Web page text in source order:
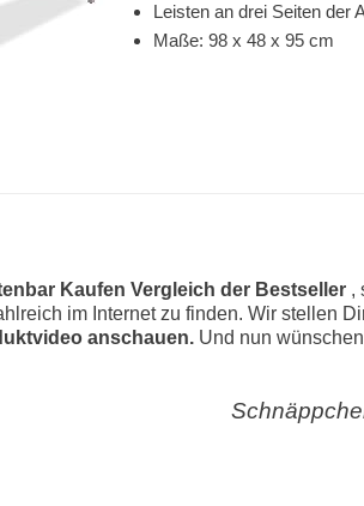
Leisten an drei Seiten der
Maße: 98 x 48 x 95 cm
Kaufen Vergleich der Bestseller ,
im Internet zu finden. Wir stellen
anschauen. Und nun